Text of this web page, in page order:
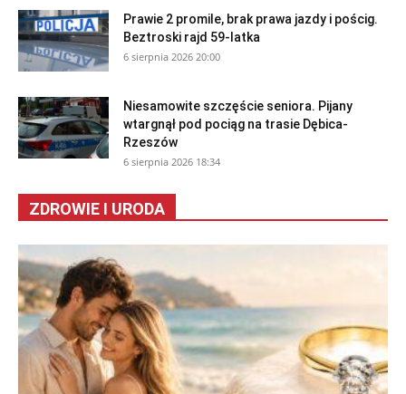
Prawie 2 promile, brak prawa jazdy i pościg.
Beztroski rajd 59-latka
6 sierpnia 2026 20:00
Niesamowite szczęście seniora. Pijany
wtargnął pod pociąg na trasie Dębica-
Rzeszów
6 sierpnia 2026 18:34
ZDROWIE I URODA